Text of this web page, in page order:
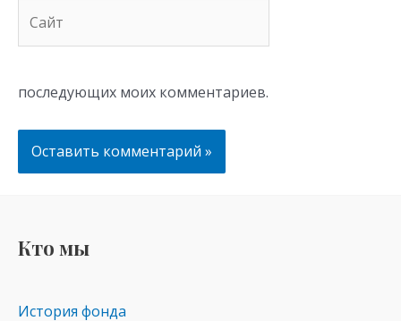
последующих моих комментариев.
Кто мы
История фонда